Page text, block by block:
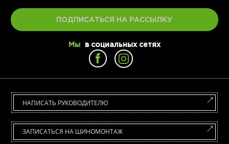
ПОДПИСАТЬСЯ НА РАССЫЛКУ
Мы в социальных сетях
НАПИСАТЬ РУКОВОДИТЕЛЮ
ЗАПИСАТЬСЯ НА ШИНОМОНТАЖ